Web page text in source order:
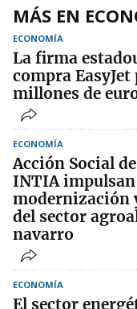
MÁS EN
ECONOMÍA
La firma
compra
millones de
ECONOMÍA
Acción Social
INTIA
modernización
del sector
navarro
ECONOMÍA
El sector